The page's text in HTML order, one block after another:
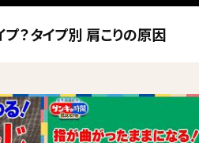
？タイプ別 肩こりの原因